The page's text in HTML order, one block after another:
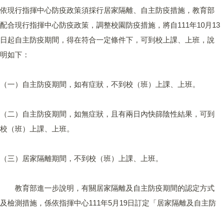
依現行指揮中心防疫政策須採行居家隔離、自主防疫措施，教育部
配合現行指揮中心防疫政策，調整校園防疫措施，將自111年10月13
日起自主防疫期間，得在符合一定條件下，可到校上課、上班，說
明如下：
（一）自主防疫期間，如有症狀，不到校（班）上課、上班。
（二）自主防疫期間，如無症狀，且有兩日內快篩陰性結果，可到
校（班）上課、上班。
（三）居家隔離期間，不到校（班）上課、上班。
教育部進一步說明，有關居家隔離及自主防疫期間的認定方式
及檢測措施，係依指揮中心111年5月19日訂定「居家隔離及自主防